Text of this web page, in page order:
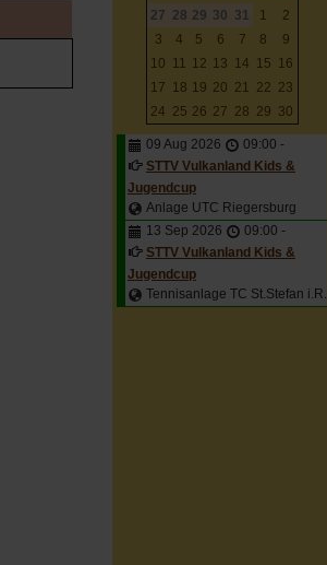
27 28 29 30 31 1
2
3
4 5 6 7 8
9
10 11 12 13 14 15 16
17 18 19 20 21 22 23
24 25 26 27 28 29 30
09 Aug 2026 09:00 -
STTV Vulkanland Kids &
Jugendcup
Anlage UTC Riegersburg
13 Sep 2026
09:00 -
STTV Vulkanland Kids &
Jugendcup
Tennisanlage TC St.Stefan i.R.